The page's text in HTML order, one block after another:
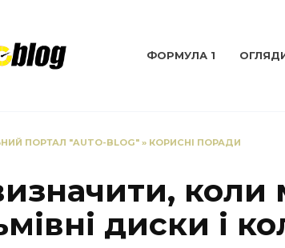
ФОРМУЛА 1
ПОРТАЛ "AUTO-BLOG" » КОРИСНІ ПОРАДИ
коли
диски і